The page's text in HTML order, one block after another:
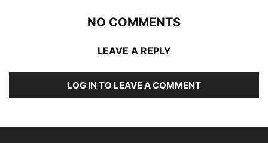
NO COMMENTS
LEAVE A REPLY
LOG IN TO LEAVE A COMMENT